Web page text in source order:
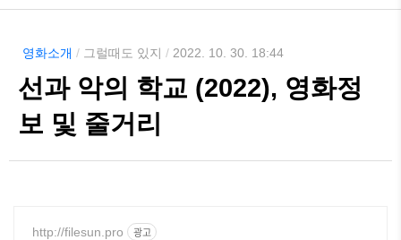
영화소개 / 그럴때도 있지 / 2022. 10. 30. 18:44
선과 악의 학교 (2022), 영화정
보 및 줄거리
http://filesun.pro 광고